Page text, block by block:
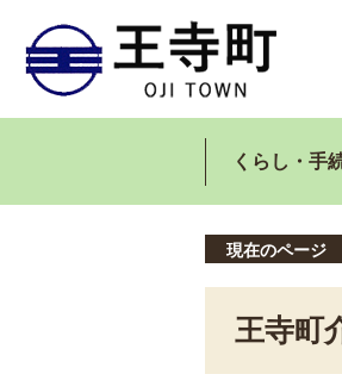
くらし・手
現在のページ
王寺町